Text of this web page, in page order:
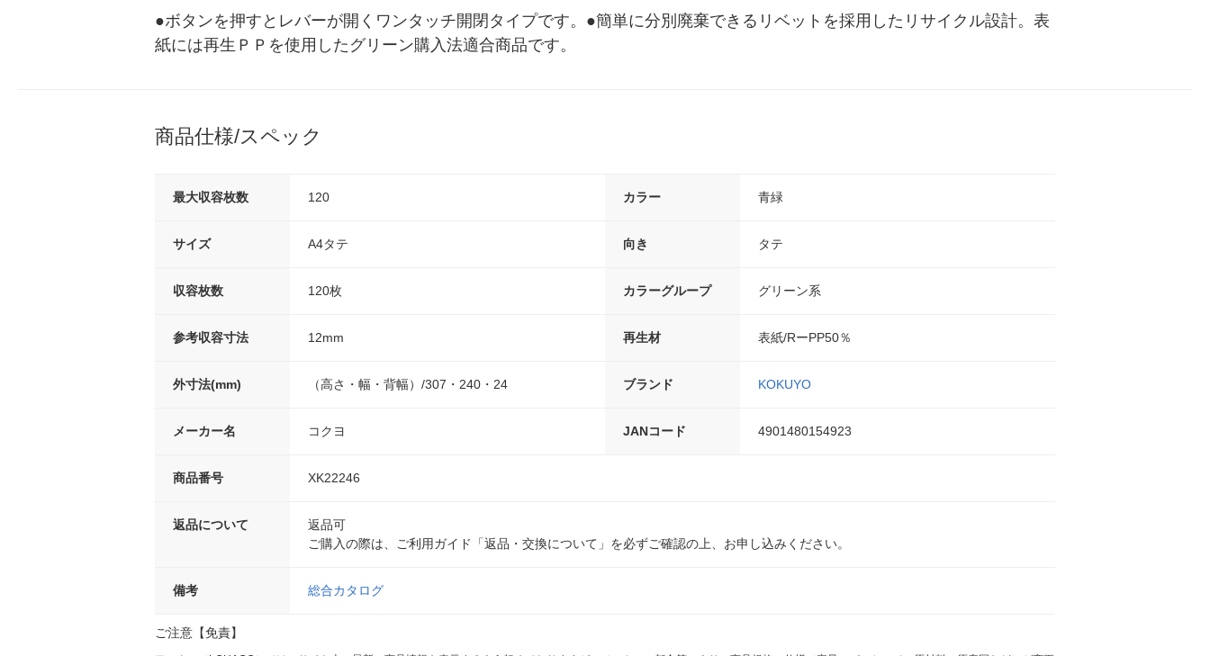
●ボタンを押すとレバーが開くワンタッチ開閉タイプです。●簡単に分別廃棄できるリベットを採用したリサイクル設計。表
紙には再生ＰＰを使用したグリーン購入法適合商品です。
商品仕様/スペック
最大収容枚数 120 カラー 青緑
サイズ A4タテ 向き タテ
収容枚数 120枚 カラーグループ グリーン系
参考収容寸法 12mm 再生材 表紙/RーPP50％
外寸法(mm) （高さ・幅・背幅）/307・240・24 ブランド KOKUYO
メーカー名 コクヨ JANコード 4901480154923
商品番号 XK22246
返品について
返品可
ご購入の際は、ご利用ガイド「返品・交換について」を必ずご確認の上、お申し込みください。
備考 総合カタログ
ご注意【免責】